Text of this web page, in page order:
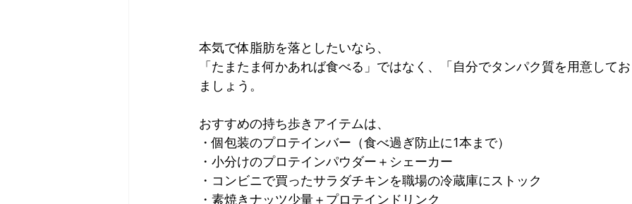
本気で体脂肪を落としたいなら、
「たまたま何かあれば食べる」ではなく、「自分でタンパク質を用意して
ましょう。
おすすめの持ち歩きアイテムは、
・個包装のプロテインバー（食べ過ぎ防止に1本まで）
・小分けのプロテインパウダー＋シェーカー
・コンビニで買ったサラダチキンを職場の冷蔵庫にストック
・素焼きナッツ少量＋プロテインドリンク